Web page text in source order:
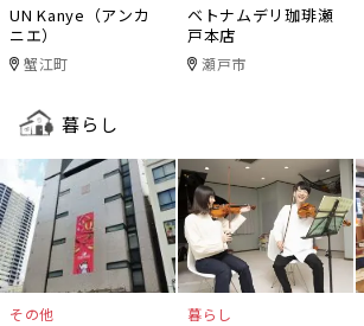
UN Kanye（アンカ
ニエ）
蟹江町
ベトナムデリ珈琲瀬
戸本店
瀬戸市
暮らし
その他 暮らし